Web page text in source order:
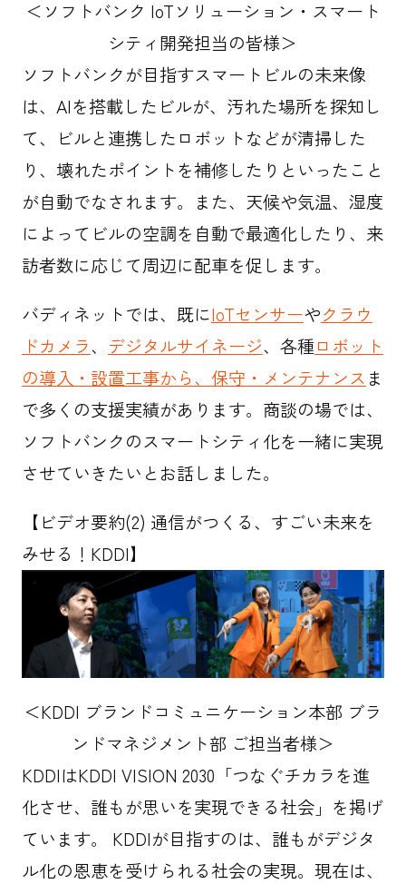
＜ソフトバンク IoTソリューション・スマート
シティ開発担当の皆様＞
ソフトバンクが目指すスマートビルの未来像
は、AIを搭載したビルが、汚れた場所を探知し
て、ビルと連携したロボットなどが清掃した
り、壊れたポイントを補修したりといったこと
が自動でなされます。また、天候や気温、湿度
によってビルの空調を自動で最適化したり、来
訪者数に応じて周辺に配車を促します。
バディネットでは、既にIoTセンサーやクラウ
ドカメラ、 デジタルサイネージ、各種ロボット
の導入・設置工事から、保守・メンテナンス ま
で多くの支援実績があります。商談の場では、
ソフトバンクのスマートシティ化を一緒に実現
させていきたいとお話しました。
【ビデオ要約(2) 通信がつくる、すごい未来を
みせる！KDDI】
＜KDDI ブランドコミュニケーション本部 ブラ
ンドマネジメント部 ご担当者様＞
KDDIはKDDI VISION 2030「つなぐチカラを進
化させ、誰もが思いを実現できる社会」を掲げ
ています。 KDDIが目指すのは、誰もがデジタ
ル化の恩恵を受けられる社会の実現。現在は、